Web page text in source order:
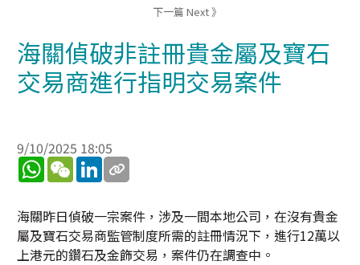
下一篇 Next 》
海關偵破非註冊貴金屬及寶石
交易商進行指明交易案件
9/10/2025 18:05
WhatsApp
WeChatLinkedIn
海關昨日偵破一宗案件，涉及一間本地公司，在沒有貴金
屬及寶石交易商監管制度所需的註冊情況下，進行12萬以
上港元的鑽石及金飾交易，案件仍在調查中。